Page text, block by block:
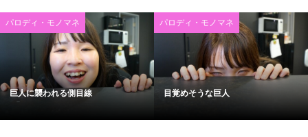
パロディ・モノマネ
巨人に襲われる側目線
パロディ・モノマネ
目覚めそうな巨人